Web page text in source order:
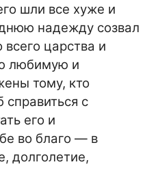
шли все хуже и
надежду созвал
царства и
любимую и
тому, кто
с
его и
во благо — в
долголетие,